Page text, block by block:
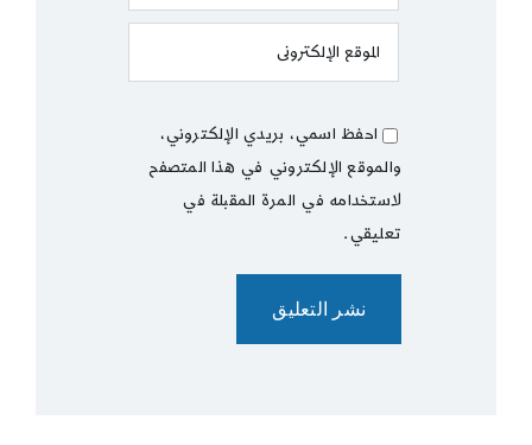
احفظ اسمي، بريدي الإلكتروني،
والموقع الإلكتروني في هذا المتصفح
لاستخدامه في المرة المقبلة في
تعليقي.